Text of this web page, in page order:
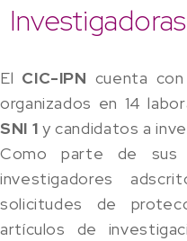
El CIC-IPN cuenta
organizados en 14
SNI 1 y candidatos a
Como parte de sus
investigadores
solicitudes de
artículos de